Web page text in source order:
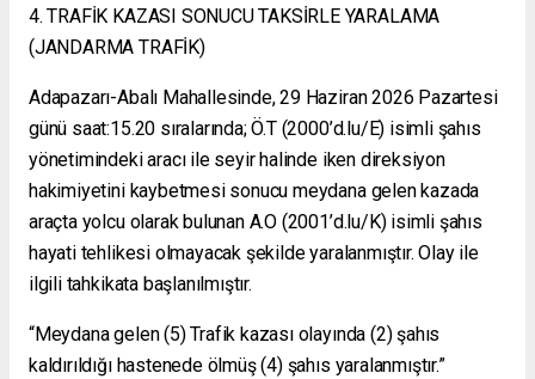
4. TRAFİK KAZASI SONUCU TAKSİRLE YARALAMA
(JANDARMA TRAFİK)
Adapazarı-Abalı Mahallesinde, 29 Haziran 2026 Pazartesi
günü saat:15.20 sıralarında; Ö.T (2000’d.lu/E) isimli şahıs
yönetimindeki aracı ile seyir halinde iken direksiyon
hakimiyetini kaybetmesi sonucu meydana gelen kazada
araçta yolcu olarak bulunan A.O (2001’d.lu/K) isimli şahıs
hayati tehlikesi olmayacak şekilde yaralanmıştır. Olay ile
ilgili tahkikata başlanılmıştır.
“Meydana gelen (5) Trafik kazası olayında (2) şahıs
kaldırıldığı hastenede ölmüş (4) şahıs yaralanmıştır.”